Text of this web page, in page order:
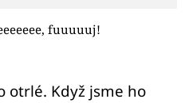
fuuuuuj!
otrlé. Když jsme ho